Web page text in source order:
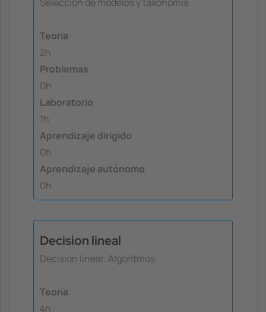
Teoría
2h
Problemas
0h
Laboratorio
1h
Aprendizaje dirigido
0h
Aprendizaje autónomo
0h
Decision lineal
Decision lineal: Algoritmos
Teoría
4h